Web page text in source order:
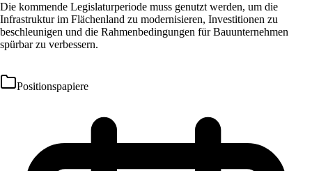
Die kommende Legislaturperiode muss genutzt werden, um die
Infrastruktur im Flächenland zu modernisieren, Investitionen zu
beschleunigen und die Rahmenbedingungen für Bauunternehmen
spürbar zu verbessern.
Positionspapiere